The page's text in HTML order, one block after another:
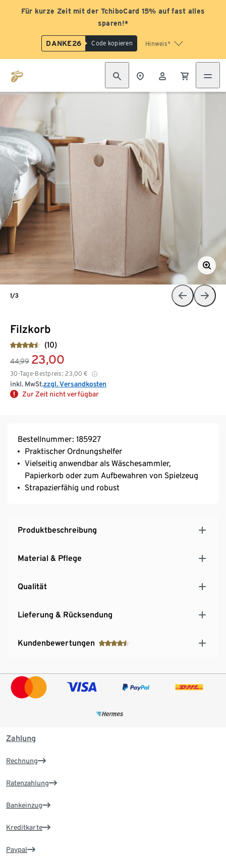
Für kurze Zeit mit der TchiboCard 15% auf fast alles
sparen!*
DANKE26 Code kopieren Hinweis*
Filzkorb
(10)
44,99 23,00
30-Tage-Bestpreis: 23,00 €
inkl. MwSt.zzgl. Versandkosten
Zur Zeit nicht verfügbar
1/3
Bestellnummer: 185927
Praktischer Ordnungshelfer
Vielseitig anwendbar als Wäschesammler,
Papierkorb oder zum Aufbewahren von Spielzeug
Strapazierfähig und robust
Produktbeschreibung
Material & Pflege
Qualität
Lieferung & Rücksendung
Kundenbewertungen
Zahlung
Rechnung
Ratenzahlung
Bankeinzug
Kreditkarte
Paypal